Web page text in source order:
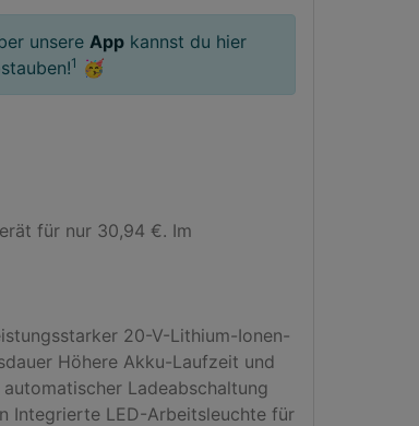
unsere App kannst du hier
1 🥳
für nur 30,94 €. Im
20-V-Lithium-Ionen-
Höhere Akku-Laufzeit und
Ladeabschaltung
Integrierte LED-Arbeitsleuchte für